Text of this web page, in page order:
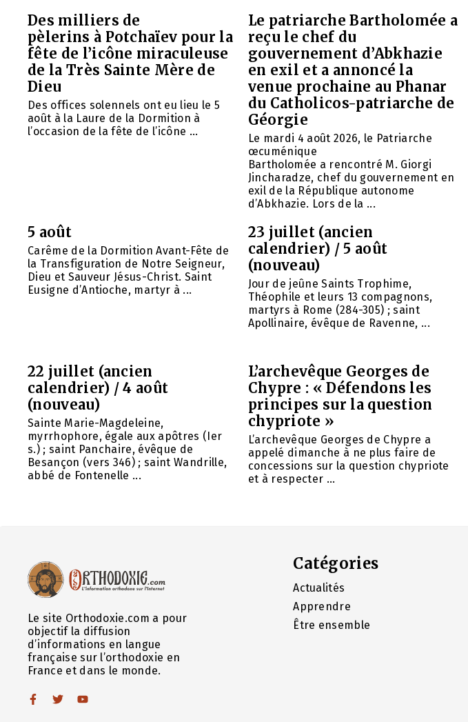
Des milliers de
pèlerins à Potchaïev pour la
fête de l’icône miraculeuse
de la Très Sainte Mère de
Dieu
Des offices solennels ont eu lieu le 5
août à la Laure de la Dormition à
l’occasion de la fête de l’icône ...
Le patriarche Bartholomée a
reçu le chef du
gouvernement d’Abkhazie
en exil et a annoncé la
venue prochaine au Phanar
du Catholicos-patriarche de
Géorgie
Le mardi 4 août 2026, le Patriarche
œcuménique
Bartholomée a rencontré M. Giorgi
Jincharadze, chef du gouvernement en
exil de la République autonome
d’Abkhazie. Lors de la ...
5 août
Carême de la Dormition Avant-Fête de
la Transfiguration de Notre Seigneur,
Dieu et Sauveur Jésus-Christ. Saint
Eusigne d’Antioche, martyr à ...
23 juillet (ancien
calendrier) / 5 août
(nouveau)
Jour de jeûne Saints Trophime,
Théophile et leurs 13 compagnons,
martyrs à Rome (284-305) ; saint
Apollinaire, évêque de Ravenne, ...
22 juillet (ancien
calendrier) / 4 août
(nouveau)
Sainte Marie-Magdeleine,
myrrhophore, égale aux apôtres (Ier
s.) ; saint Panchaire, évêque de
Besançon (vers 346) ; saint Wandrille,
abbé de Fontenelle ...
L’archevêque Georges de
Chypre : « Défendons les
principes sur la question
chypriote »
L’archevêque Georges de Chypre a
appelé dimanche à ne plus faire de
concessions sur la question chypriote
et à respecter ...
Le site Orthodoxie.com a pour
objectif la diffusion
d’informations en langue
française sur l’orthodoxie en
France et dans le monde.
Catégories
Actualités
Apprendre
Être ensemble